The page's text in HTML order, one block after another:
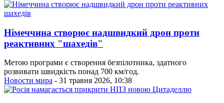
Німеччина створює надшвидкий дрон проти
реактивних "шахедів"
Метою програми є створення безпілотника, здатного
розвивати швидкість понад 700 км/год.
Новости мира - 31 травня 2026, 10:38